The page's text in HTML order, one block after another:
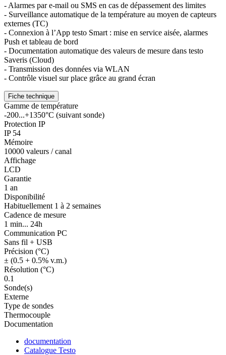
- Alarmes par e-mail ou SMS en cas de dépassement des limites
- Surveillance automatique de la température au moyen de capteurs
externes (TC)
- Connexion à l’App testo Smart : mise en service aisée, alarmes
Push et tableau de bord
- Documentation automatique des valeurs de mesure dans testo
Saveris (Cloud)
- Transmission des données via WLAN
- Contrôle visuel sur place grâce au grand écran
Fiche technique
Gamme de température
-200...+1350°C (suivant sonde)
Protection IP
IP 54
Mémoire
10000 valeurs / canal
Affichage
LCD
Garantie
1 an
Disponibilité
Habituellement 1 à 2 semaines
Cadence de mesure
1 min... 24h
Communication PC
Sans fil + USB
Précision (°C)
± (0.5 + 0.5% v.m.)
Résolution (°C)
0.1
Sonde(s)
Externe
Type de sondes
Thermocouple
Documentation
documentation
Catalogue Testo